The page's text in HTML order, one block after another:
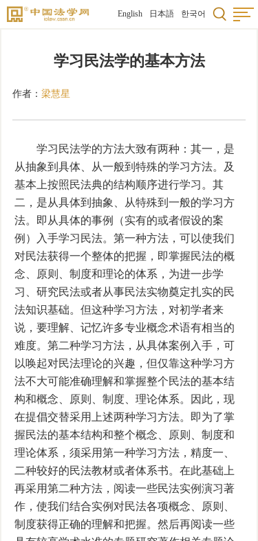
English 日本語 한국어
学习民法学的基本方法
作者： 梁慧星
学习民法学的方法大致有两种：其一，是
从抽象到具体、从一般到特殊的学习方法。及
基本上按照民法典的结构顺序进行学习。其
二，是从具体到抽象、从特殊到一般的学习方
法。即从具体的事例（实有的或者假设的案
例）入手学习民法。第一种方法，可以使我们
对民法获得一个整体的把握，即掌握民法的概
念、原则、制度和理论的体系，为进一步学
习、研究民法或者从事民法实物奠定扎实的民
法知识基础。但这种学习方法，对初学者来
说，要理解、记忆许多专业概念术语有相当的
难度。第二种学习方法，从具体案例入手，可
以唤起对民法理论的兴趣，但仅靠这种学习方
法不大可能准确理解和掌握整个民法的基本结
构和概念、原则、制度、理论体系。因此，现
在提倡交替采用上述两种学习方法。即为了掌
握民法的基本结构和整个概念、原则、制度和
理论体系，须采用第一种学习方法，精度一、
二种较好的民法教材或者体系书。在此基础上
再采用第二种方法，阅读一些民法实例演习著
作，使我们结合实例对民法各项概念、原则、
制度获得正确的理解和把握。然后再阅读一些